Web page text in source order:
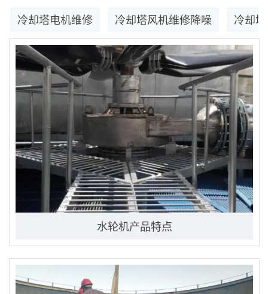
冷却塔电机维修 冷却塔风机维修降噪 冷却
水轮机产品特点